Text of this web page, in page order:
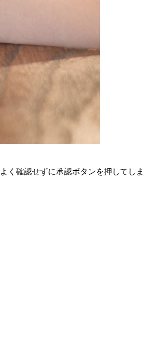
く確認せずに承認ボタンを押してしま